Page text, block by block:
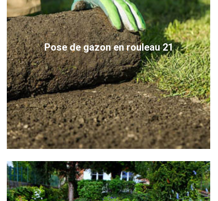
Pose de gazon en rouleau 21